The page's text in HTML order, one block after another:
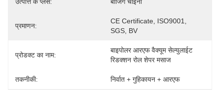
प्रमाणन:
CE Certificate, ISO9001,
SGS, BV
प्रोडक्ट का नाम:
बाइपोलर आरएफ वैक्यूम सेल्युलाईट
रिडक्शन रोल शेपर मसाज
तकनीकी: निर्वात + गुहिकायन + आरएफ